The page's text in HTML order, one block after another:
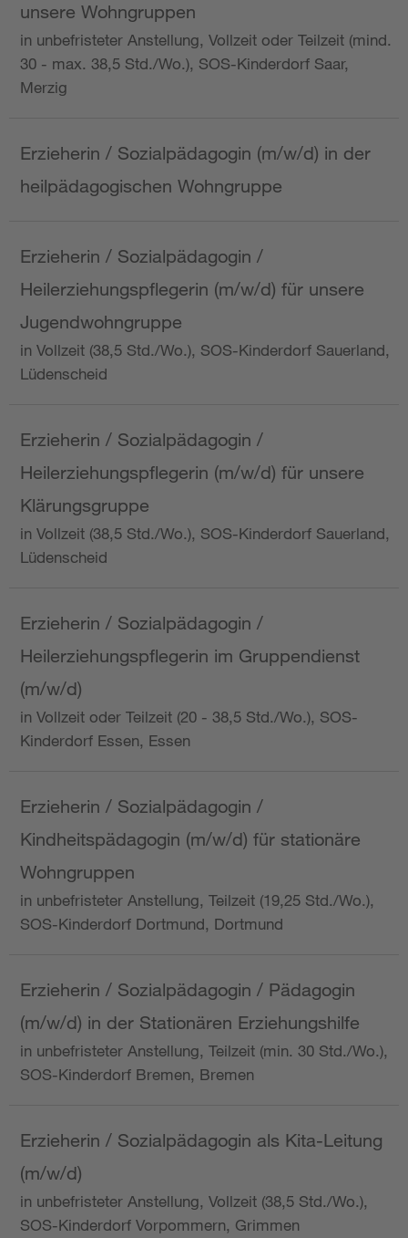
unsere Wohngruppen
in unbefristeter Anstellung, Vollzeit oder Teilzeit (mind.
30 - max. 38,5 Std./Wo.), SOS-Kinderdorf Saar,
Merzig
Erzieherin / Sozialpädagogin (m/w/d) in der
heilpädagogischen Wohngruppe
Erzieherin / Sozialpädagogin /
Heilerziehungspflegerin (m/w/d) für unsere
Jugendwohngruppe
in Vollzeit (38,5 Std./Wo.), SOS-Kinderdorf Sauerland,
Lüdenscheid
Erzieherin / Sozialpädagogin /
Heilerziehungspflegerin (m/w/d) für unsere
Klärungsgruppe
in Vollzeit (38,5 Std./Wo.), SOS-Kinderdorf Sauerland,
Lüdenscheid
Erzieherin / Sozialpädagogin /
Heilerziehungspflegerin im Gruppendienst
(m/w/d)
in Vollzeit oder Teilzeit (20 - 38,5 Std./Wo.), SOS-
Kinderdorf Essen, Essen
Erzieherin / Sozialpädagogin /
Kindheitspädagogin (m/w/d) für stationäre
Wohngruppen
in unbefristeter Anstellung, Teilzeit (19,25 Std./Wo.),
SOS-Kinderdorf Dortmund, Dortmund
Erzieherin / Sozialpädagogin / Pädagogin
(m/w/d) in der Stationären Erziehungshilfe
in unbefristeter Anstellung, Teilzeit (min. 30 Std./Wo.),
SOS-Kinderdorf Bremen, Bremen
Erzieherin / Sozialpädagogin als Kita-Leitung
(m/w/d)
in unbefristeter Anstellung, Vollzeit (38,5 Std./Wo.),
SOS-Kinderdorf Vorpommern, Grimmen